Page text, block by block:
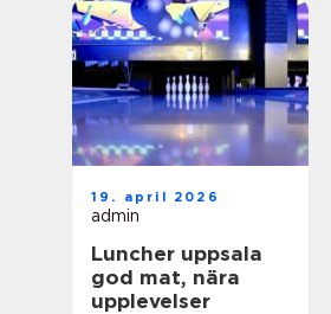
19. april 2026
admin
Luncher uppsala
god mat, nära
upplevelser